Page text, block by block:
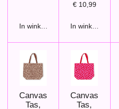
In winkelwagen
€ 10,99
In winkelwagen
Canvas
Tas,
Canvas
Tas,